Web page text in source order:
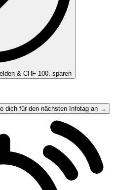
& CHF 100.-sparen
dich für den nächsten Infotag an →